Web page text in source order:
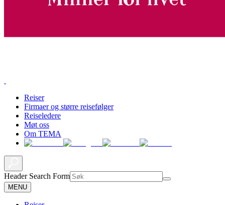
Reiser
Firmaer og større reisefølger
Reiseledere
Møt oss
Om TEMA
Header Search Form
MENU